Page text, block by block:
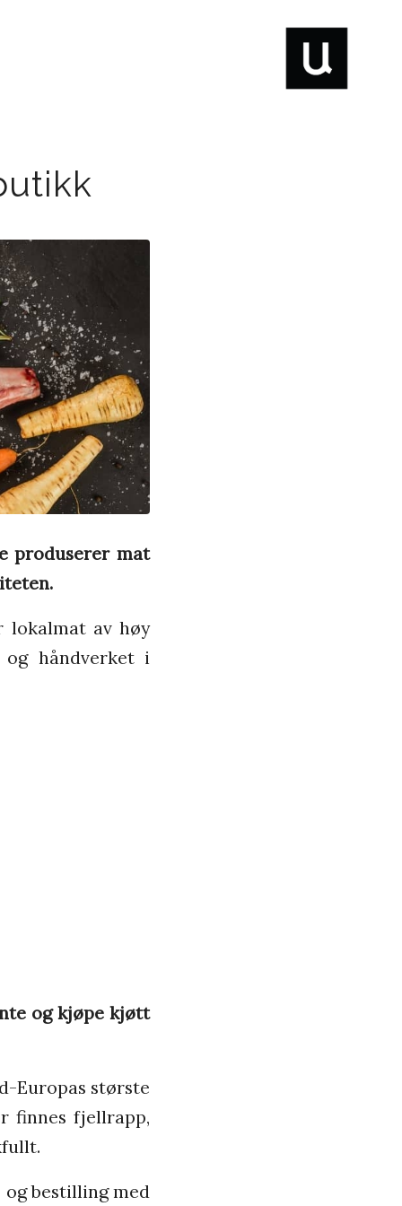
produserer mat
lokalmat av høy
håndverket i
og kjøpe kjøtt
Europas største
finnes fjellrapp,
bestilling med